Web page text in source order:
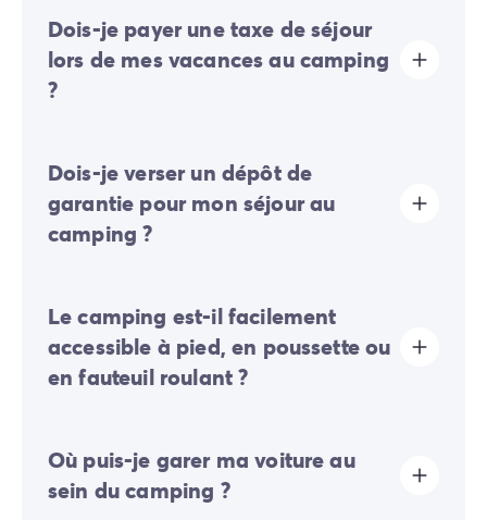
afin de financer une partie des actions de
développement durable du camping. Il vous faudra
donc l’acquitter lors de votre enregistrement en ligne
ou une fois sur place.
Dois-je payer une taxe de séjour
lors de mes vacances au camping
?
sites touristiques. Il vous faudra donc l’acquitter lors
de votre enregistrement en ligne ou une fois sur place.
Dois-je verser un dépôt de
garantie pour mon séjour au
camping ?
votre enregistrement en ligne ou une fois sur place.
Le camping est-il facilement
accessible à pied, en poussette ou
en fauteuil roulant ?
camping se font facilement à pied, en poussette ou en
fauteuil roulant.
Où puis-je garer ma voiture au
sein du camping ?